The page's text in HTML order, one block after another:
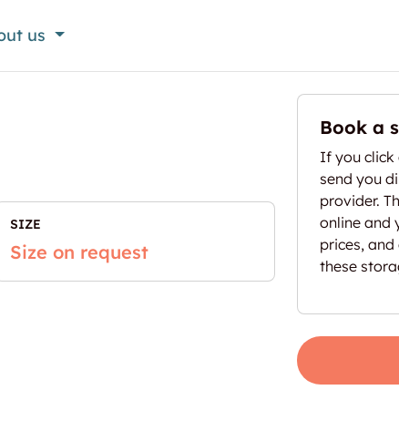
us
SIZE
Size on request
Book a
If you click
send you
provider.
online and
prices,
these